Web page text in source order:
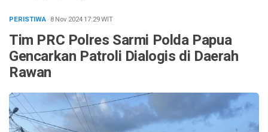
PERISTIWA· 8 Nov 202417:29WIT
Tim PRC Polres Sarmi Polda Papua
Gencarkan Patroli Dialogis di Daerah
Rawan